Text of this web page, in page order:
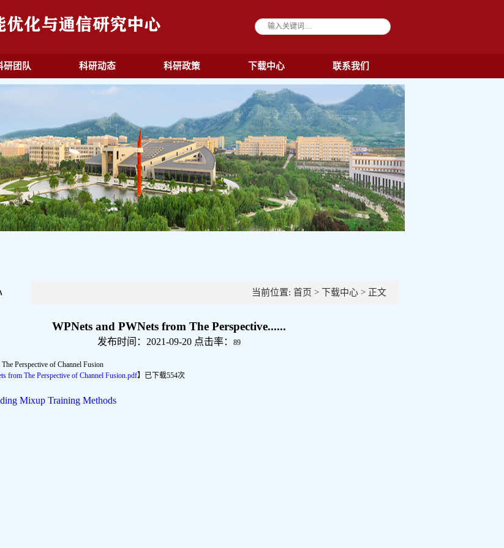
研团队 科研动态 科研政策 下载中心 联系我们
当前位置: 首页 > 下载中心 > 正文
WPNets and PWNets from The Perspective......
发布时间：2021-09-20 点击率： 89
Perspective of Channel Fusion
from The Perspective of Channel Fusion.pdf】已下载554次
Mixup Training Methods